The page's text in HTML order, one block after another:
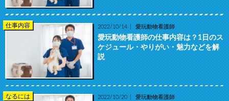
仕事内容 2022/10/14 愛玩動物看護師
愛玩動物看護師の仕事内容は？1日のス
ケジュール・やりがい・魅力などを解
説
なるには 2022/10/20 愛玩動物看護師